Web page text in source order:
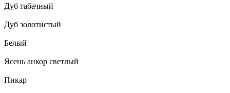
Дуб табачный
Дуб золотистый
Белый
Ясень анкор светлый
Пикар